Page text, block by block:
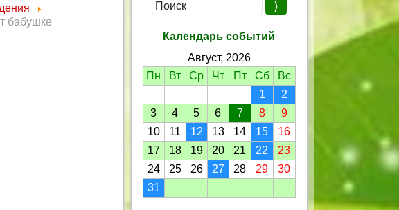
бабушке
Календарь событий
Август, 2026
Пн
Вт Ср Чт Пт Сб
Вс
1
2
3
4 5 6 7 8
9
10
11 12 13 14 15
16
17
18 19 20 21 22
23
24
25 26 27 28 29
30
31